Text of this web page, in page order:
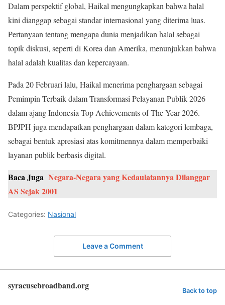
Dalam perspektif global, Haikal mengungkapkan bahwa halal
kini dianggap sebagai standar internasional yang diterima luas.
Pertanyaan tentang mengapa dunia menjadikan halal sebagai
topik diskusi, seperti di Korea dan Amerika, menunjukkan bahwa
halal adalah kualitas dan kepercayaan.
Pada 20 Februari lalu, Haikal menerima penghargaan sebagai
Pemimpin Terbaik dalam Transformasi Pelayanan Publik 2026
dalam ajang Indonesia Top Achievements of The Year 2026.
BPJPH juga mendapatkan penghargaan dalam kategori lembaga,
sebagai bentuk apresiasi atas komitmennya dalam memperbaiki
layanan publik berbasis digital.
Baca Juga Negara-Negara yang Kedaulatannya Dilanggar
AS Sejak 2001
Categories: Nasional
Leave a Comment
syracusebroadband.org Back to top